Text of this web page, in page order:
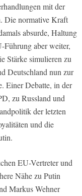
mit der
Die normative Kraft
absurde, Haltung
Führung aber weiter,
Stärke simulieren zu
Deutschland nun zur
Einer Debatte, in der
zu Russland und
der letzten
und die
EU-Vertreter und
Nähe zu Putin
Markus Wehner